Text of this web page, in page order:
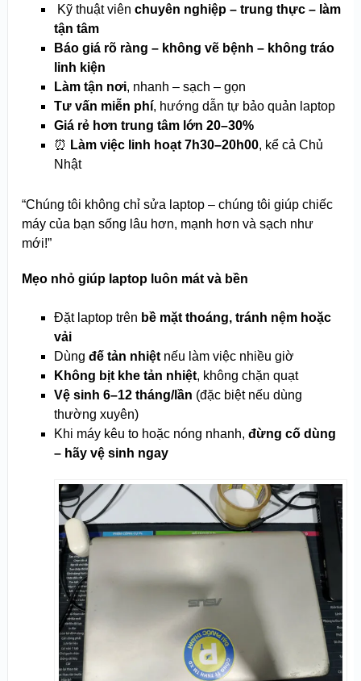
‍ Kỹ thuật viên chuyên nghiệp – trung thực – làm
tận tâm
Báo giá rõ ràng – không vẽ bệnh – không tráo
linh kiện
Làm tận nơi, nhanh – sạch – gọn
Tư vấn miễn phí, hướng dẫn tự bảo quản laptop
Giá rẻ hơn trung tâm lớn 20–30%
⏰ Làm việc linh hoạt 7h30–20h00, kể cả Chủ
Nhật
“Chúng tôi không chỉ sửa laptop – chúng tôi giúp chiếc
máy của bạn sống lâu hơn, mạnh hơn và sạch như
mới!”
Mẹo nhỏ giúp laptop luôn mát và bền
Đặt laptop trên bề mặt thoáng, tránh nệm hoặc
vải
Dùng đế tản nhiệtnếu làm việc nhiều giờ
Không bịt khe tản nhiệt, không chặn quạt
Vệ sinh 6–12 tháng/lần (đặc biệt nếu dùng
thường xuyên)
Khi máy kêu to hoặc nóng nhanh, đừng cố dùng
– hãy vệ sinh ngay